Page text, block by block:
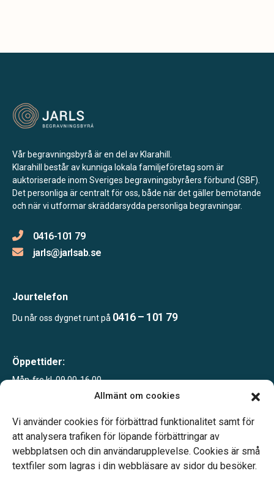
Allmänt om cookies
Vi använder cookies för förbättrad funktionalitet samt för
att analysera trafiken för löpande förbättringar av
webbplatsen och din användarupplevelse. Cookies är små
textfiler som lagras i din webbläsare av sidor du besöker.
Vår begravningsbyrå är en del av Klarahill.
Klarahill består av kunniga lokala familjeföretag som är
auktoriserade inom Sveriges begravningsbyråers förbund (SBF).
Det personliga är centralt för oss, både när det gäller bemötande
och när vi utformar skräddarsydda personliga begravningar.
0416-101 79
jarls@jarlsab.se
Jourtelefon
Du når oss dygnet runt på 0416 – 101 79
Öppettider:
Mån-fre kl. 09.00-16.00
Telefonjour dygnet runt.